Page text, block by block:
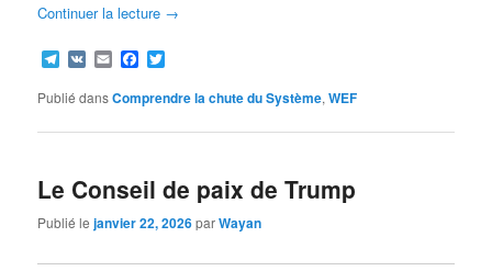
Continuer la lecture →
Telegram
VK EmailFacebook
Publié dansComprendre la chute du Système,WEF
Le Conseil de paix de Trump
Publié lejanvier 22, 2026parWayan